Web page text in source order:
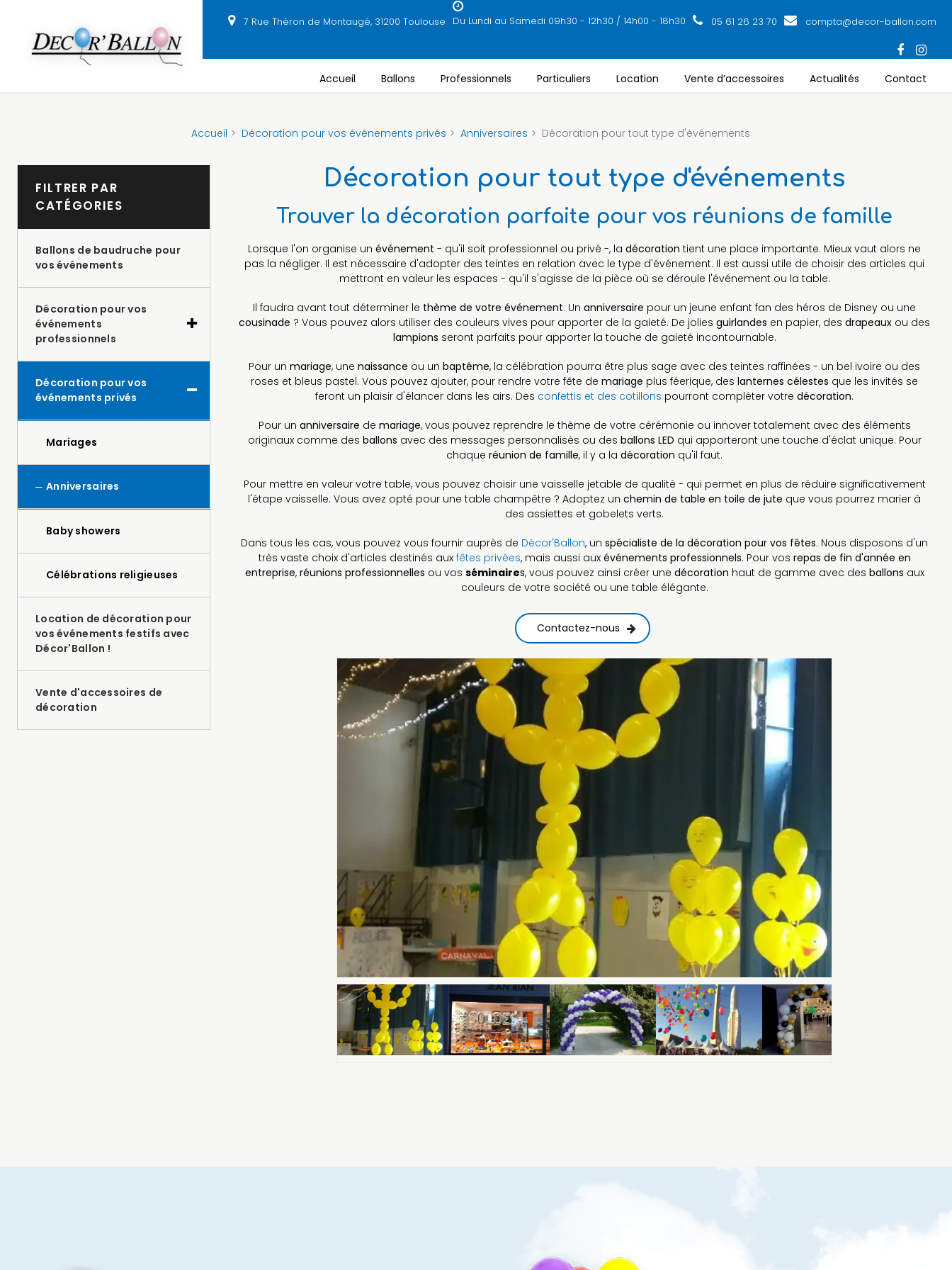
7 Rue Théron de Montaugé, 31200 Toulouse Du Lundi au Samedi 09h30 - 12h30 / 14h00 - 18h30 05 61 26 23 70 compta@decor-ballon.com
Accueil Ballons Professionnels Particuliers Location Vente d’accessoires Actualités Contact
Accueil Décoration pour vos événements privés Anniversaires Décoration pour tout type d'événements
FILTRER PAR
CATÉGORIES
Ballons de baudruche pour
vos événements
Décoration pour vos
événements
professionnels
Décoration pour vos
événements privés
Mariages
Anniversaires
Baby showers
Célébrations religieuses
Location de décoration pour
vos événements festifs avec
Décor'Ballon !
Vente d'accessoires de
décoration
Décoration pour tout type d'événements
Trouver la décoration parfaite pour vos réunions de famille
Lorsque l'on organise un événement - qu'il soit professionnel ou privé -, la décoration tient une place importante. Mieux vaut alors ne
pas la négliger. Il est nécessaire d'adopter des teintes en relation avec le type d'événement. Il est aussi utile de choisir des articles qui
mettront en valeur les espaces - qu'il s'agisse de la pièce où se déroule l'événement ou la table.
Il faudra avant tout déterminer le thème de votre événement. Un anniversaire pour un jeune enfant fan des héros de Disney ou une
cousinade ? Vous pouvez alors utiliser des couleurs vives pour apporter de la gaieté. De jolies guirlandes en papier, des drapeaux ou des
lampions seront parfaits pour apporter la touche de gaieté incontournable.
Pour un mariage, une naissance ou un baptême, la célébration pourra être plus sage avec des teintes raffinées - un bel ivoire ou des
roses et bleus pastel. Vous pouvez ajouter, pour rendre votre fête de mariage plus féerique, des lanternes célestes que les invités se
feront un plaisir d'élancer dans les airs. Des confettis et des cotillons pourront compléter votre décoration.
Pour un anniversaire de mariage, vous pouvez reprendre le thème de votre cérémonie ou innover totalement avec des éléments
originaux comme des ballons avec des messages personnalisés ou des ballons LED qui apporteront une touche d'éclat unique. Pour
chaque réunion de famille, il y a la décoration qu'il faut.
Pour mettre en valeur votre table, vous pouvez choisir une vaisselle jetable de qualité - qui permet en plus de réduire significativement
l'étape vaisselle. Vous avez opté pour une table champêtre ? Adoptez un chemin de table en toile de jute que vous pourrez marier à
des assiettes et gobelets verts.
Dans tous les cas, vous pouvez vous fournir auprès de Décor'Ballon, un spécialiste de la décoration pour vos fêtes. Nous disposons d'un
très vaste choix d'articles destinés aux fêtes privées, mais aussi aux événements professionnels. Pour vos repas de fin d'année en
entreprise, réunions professionnelles ou vos séminaires, vous pouvez ainsi créer une décoration haut de gamme avec des ballons aux
couleurs de votre société ou une table élégante.
Contactez-nous